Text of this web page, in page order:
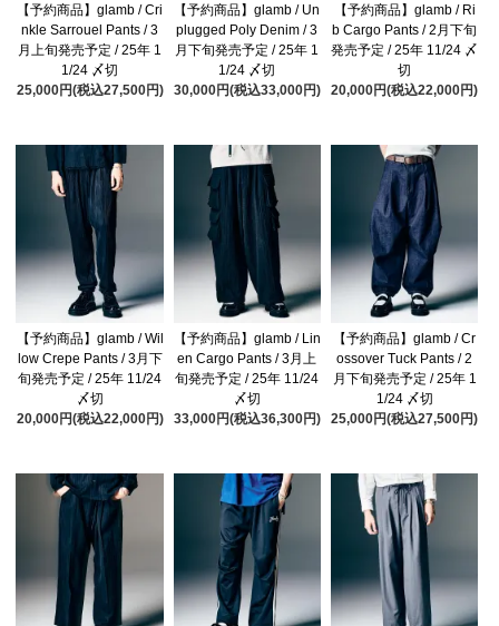
【予約商品】glamb / Cri
nkle Sarrouel Pants / 3
月上旬発売予定 / 25年 1
1/24 〆切
25,000円(税込27,500円)
【予約商品】glamb / Un
plugged Poly Denim / 3
月下旬発売予定 / 25年 1
1/24 〆切
30,000円(税込33,000円)
【予約商品】glamb / Ri
b Cargo Pants / 2月下旬
発売予定 / 25年 11/24 〆
切
20,000円(税込22,000円)
【予約商品】glamb / Wil
low Crepe Pants / 3月下
旬発売予定 / 25年 11/24
〆切
20,000円(税込22,000円)
【予約商品】glamb / Lin
en Cargo Pants / 3月上
旬発売予定 / 25年 11/24
〆切
33,000円(税込36,300円)
【予約商品】glamb / Cr
ossover Tuck Pants / 2
月下旬発売予定 / 25年 1
1/24 〆切
25,000円(税込27,500円)